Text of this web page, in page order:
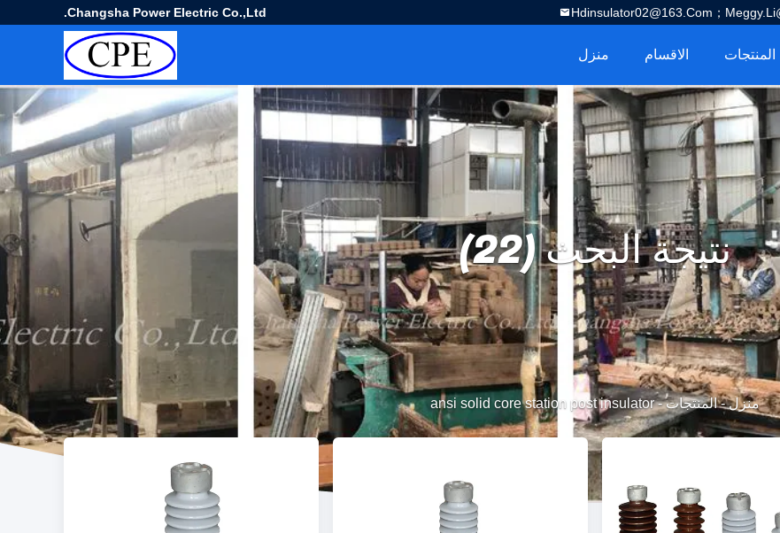
Changsha Power Electric Co.,Ltd. Hdinsulator02@163.com；
منزل الاقسام المنتجات
نتيجة البحث (22)
منزل-المنتجات-
ansi solid core station post insulator